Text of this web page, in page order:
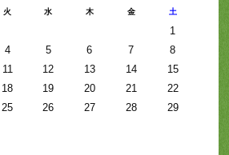
火 水 木 金 土
1
4 5 6 7
8
11 12 13 14
15
18 19 20 21
22
25 26 27 28
29